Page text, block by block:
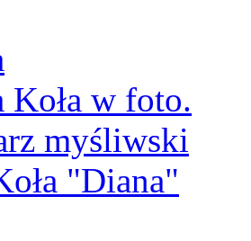
Koła w foto.
myśliwski
"Diana"